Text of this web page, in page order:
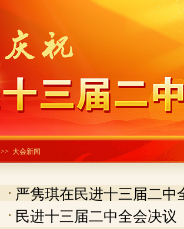
>> 大会新闻
严隽琪在民进十三届二中
民进十三届二中全会决议